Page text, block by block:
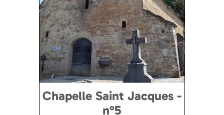
Chapelle Saint Jacques -
n°5